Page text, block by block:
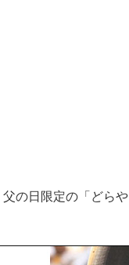
の日限定の「どら